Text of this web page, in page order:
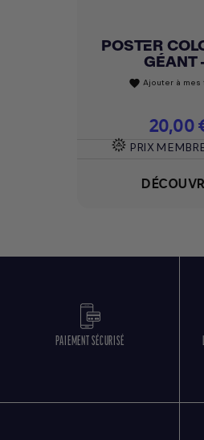
POSTER
GÉANT
favorite Ajouter à mes
Prix
20,00
PRIX
PAIEMENT SÉCURISÉ